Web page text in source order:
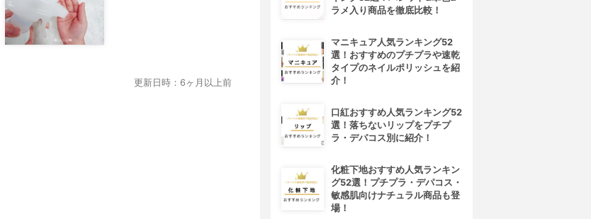
更新日時：6ヶ月以上前
ラメ入り商品を徹底比較！
マニキュア人気ランキング52
選！おすすめのプチプラや速乾
タイプのネイルポリッシュを紹
介！
口紅おすすめ人気ランキング52
選！落ちないリップをプチプ
ラ・デパコス別に紹介！
化粧下地おすすめ人気ランキン
グ52選！プチプラ・デパコス・
敏感肌向けナチュラル商品も登
場！